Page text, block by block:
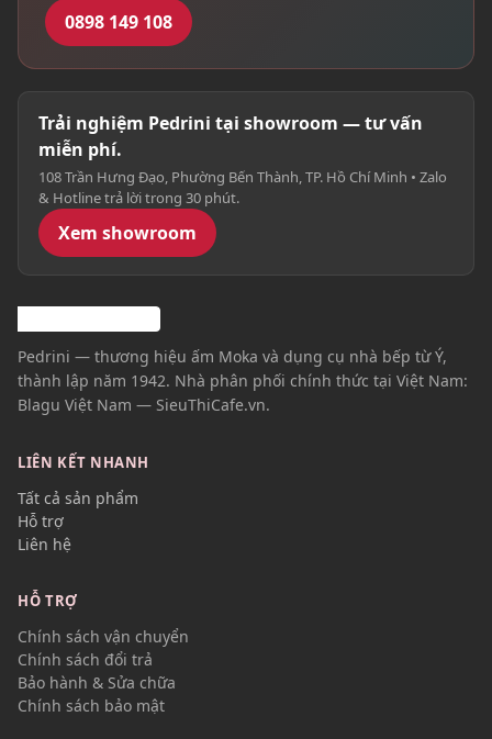
0898 149 108
Trải nghiệm Pedrini tại showroom — tư vấn
miễn phí.
108 Trần Hưng Đạo, Phường Bến Thành, TP. Hồ Chí Minh • Zalo
& Hotline trả lời trong 30 phút.
Xem showroom
Pedrini — thương hiệu ấm Moka và dụng cụ nhà bếp từ Ý,
thành lập năm 1942. Nhà phân phối chính thức tại Việt Nam:
Blagu Việt Nam — SieuThiCafe.vn.
LIÊN KẾT NHANH
Tất cả sản phẩm
Hỗ trợ
Liên hệ
HỖ TRỢ
Chính sách vận chuyển
Chính sách đổi trả
Bảo hành & Sửa chữa
Chính sách bảo mật